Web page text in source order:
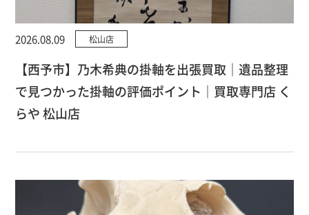
2026.08.09 松山店
【西予市】乃木希典の掛軸を出張買取｜遺品整理
で見つかった掛軸の評価ポイント｜買取専門店 く
らや 松山店